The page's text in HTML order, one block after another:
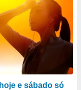
e sábado só